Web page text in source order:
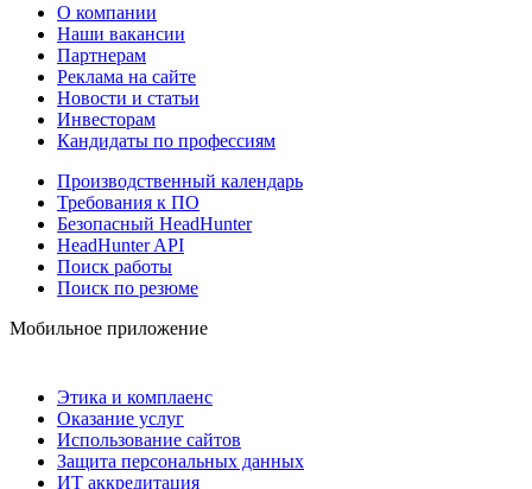
О компании
Наши вакансии
Партнерам
Реклама на сайте
Новости и статьи
Инвесторам
Кандидаты по профессиям
Производственный календарь
Требования к ПО
Безопасный HeadHunter
HeadHunter API
Поиск работы
Поиск по резюме
Мобильное приложение
Этика и комплаенс
Оказание услуг
Использование сайтов
Защита персональных данных
ИТ аккредитация